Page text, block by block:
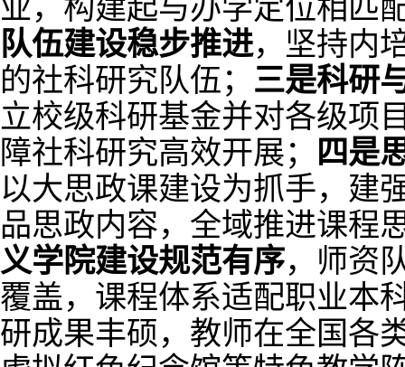
业，构建起与办学定位相匹
队伍建设稳步推进，坚持内
的社科研究队伍； 三是科研
立校级科研基金并对各级项
障社科研究高效开展；
四是
以大思政课建设为抓手，建
品思政内容，全域推进课程
义学院建设规范有序，师资
覆盖，课程体系适配职业本
研成果丰硕，教师在全国各